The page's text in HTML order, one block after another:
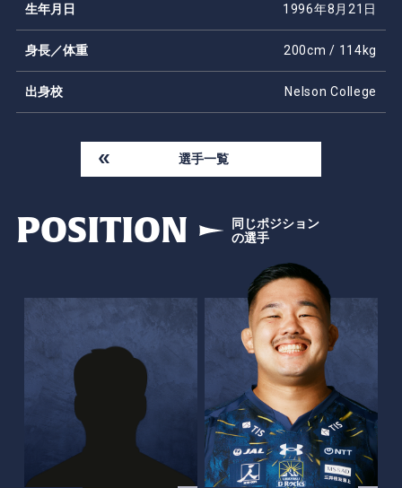
生年月日 1996年8月21日
身長／体重 200cm / 114kg
出身校 Nelson College
選手一覧
POSITION
同じポジション
の選手